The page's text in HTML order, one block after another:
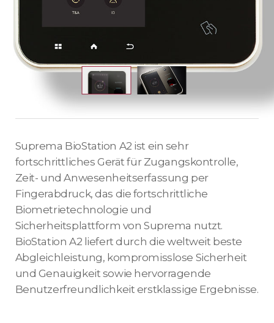
Suprema BioStation A2 ist ein sehr
fortschrittliches Gerät für Zugangskontrolle,
Zeit- und Anwesenheitserfassung per
Fingerabdruck, das die fortschrittliche
Biometrietechnologie und
Sicherheitsplattform von Suprema nutzt.
BioStation A2 liefert durch die weltweit beste
Abgleichleistung, kompromisslose Sicherheit
und Genauigkeit sowie hervorragende
Benutzerfreundlichkeit erstklassige Ergebnisse.